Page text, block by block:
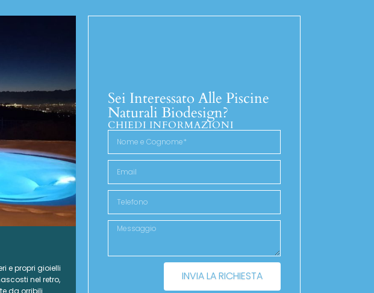
e propri gioielli
nel retro,
da orribili
Sei Interessato Alle Piscine
Naturali Biodesign?
CHIEDI INFORMAZIONI
INVIA LA RICHIESTA